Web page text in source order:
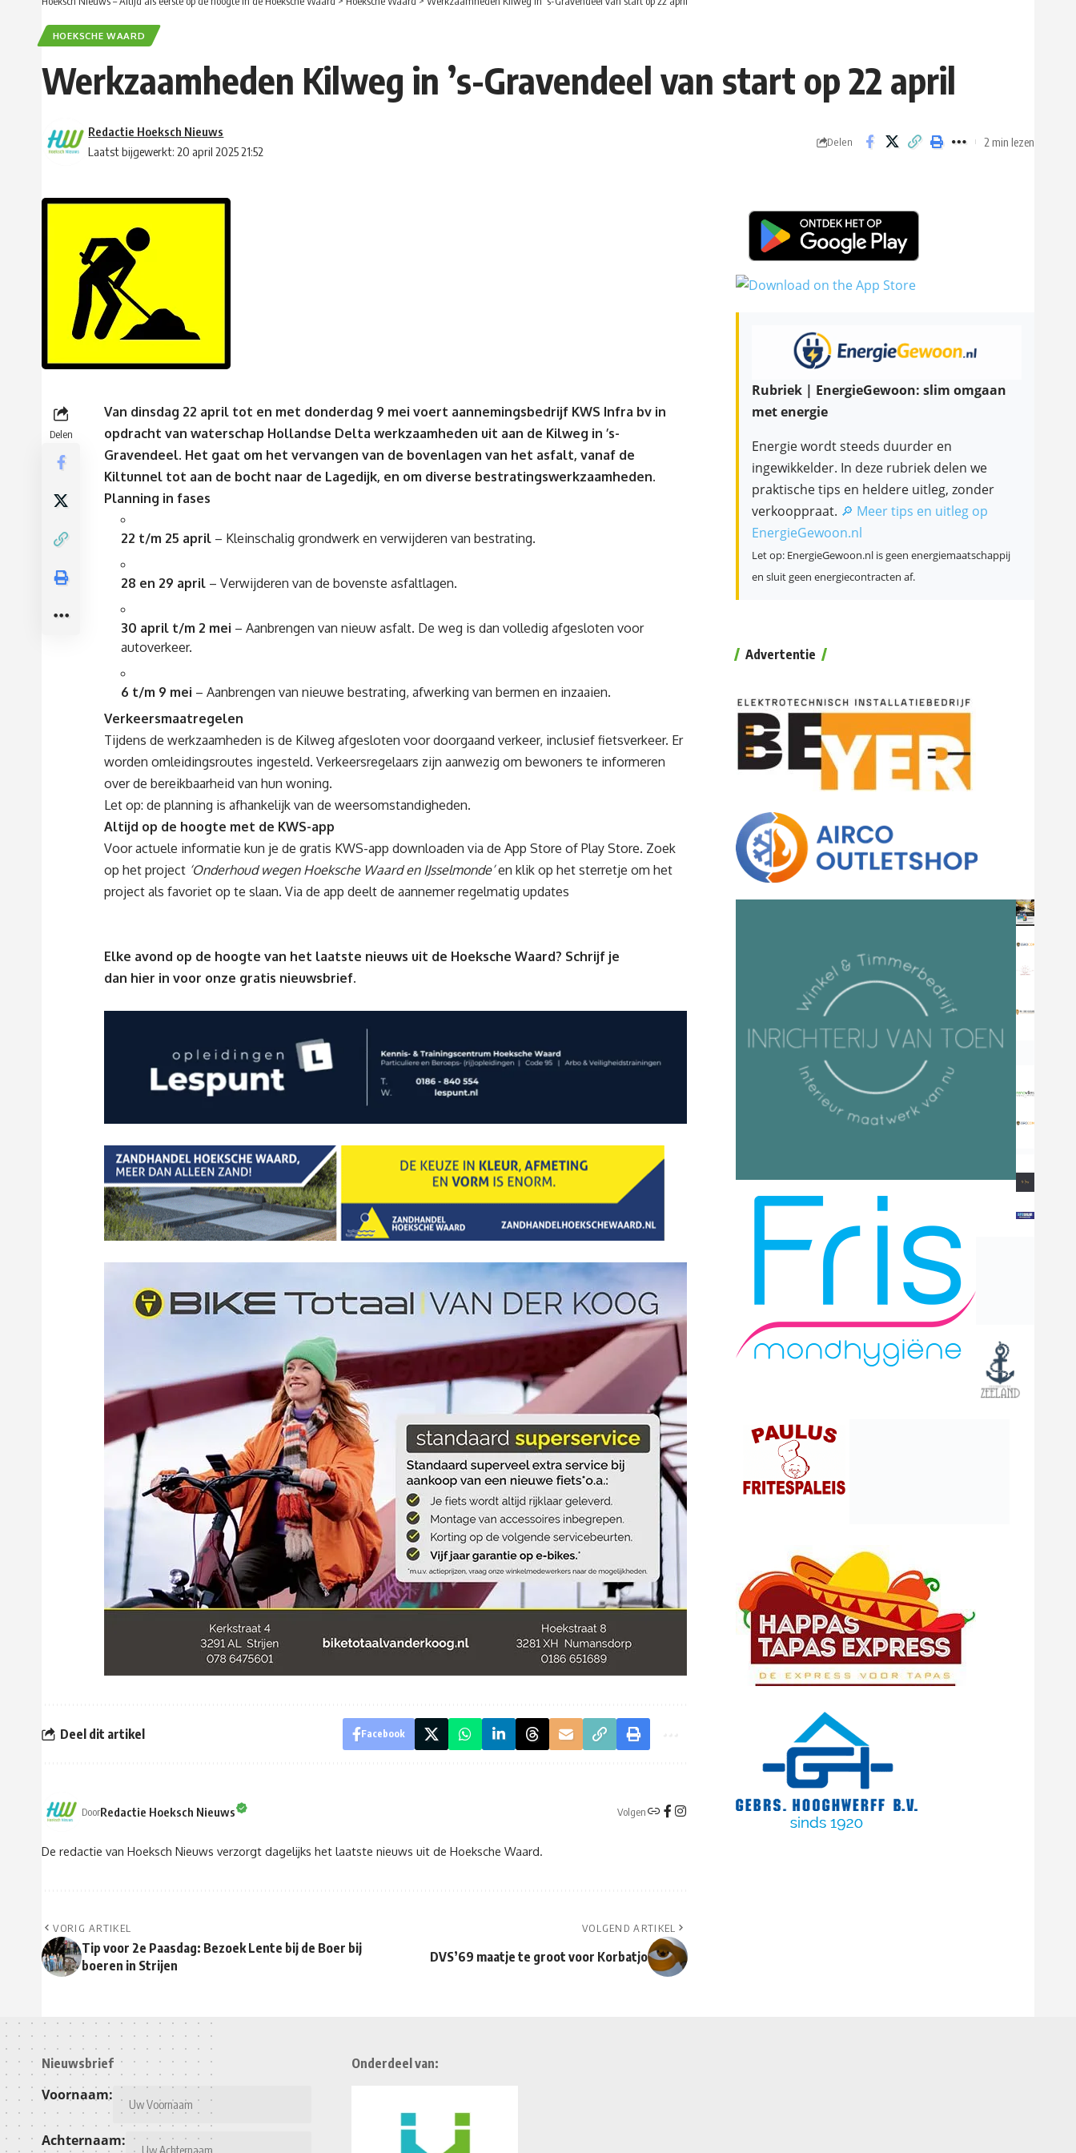
HOEKSCHE WAARD
Werkzaamheden Kilweg in ’s-Gravendeel van start op 22 april
Laatst bijgewerkt: 20 april 2025 21:52
Redactie Hoeksch Nieuws
Delen 2 min lezen
Delen
Van dinsdag 22 april tot en met donderdag 9 mei voert aannemingsbedrijf KWS Infra bv in
opdracht van waterschap Hollandse Delta werkzaamheden uit aan de Kilweg in ’s-
Gravendeel. Het gaat om het vervangen van de bovenlagen van het asfalt, vanaf de
Kiltunnel tot aan de bocht naar de Lagedijk, en om diverse bestratingswerkzaamheden.
Planning in fases
22 t/m 25 april – Kleinschalig grondwerk en verwijderen van bestrating.
28 en 29 april – Verwijderen van de bovenste asfaltlagen.
30 april t/m 2 mei – Aanbrengen van nieuw asfalt. De weg is dan volledig afgesloten voor
autoverkeer.
6 t/m 9 mei – Aanbrengen van nieuwe bestrating, afwerking van bermen en inzaaien.
Verkeersmaatregelen
Tijdens de werkzaamheden is de Kilweg afgesloten voor doorgaand verkeer, inclusief fietsverkeer. Er
worden omleidingsroutes ingesteld. Verkeersregelaars zijn aanwezig om bewoners te informeren
over de bereikbaarheid van hun woning.
Let op: de planning is afhankelijk van de weersomstandigheden.
Altijd op de hoogte met de KWS-app
Voor actuele informatie kun je de gratis KWS-app downloaden via de App Store of Play Store. Zoek
op het project ‘Onderhoud wegen Hoeksche Waard en IJsselmonde’en klik op het sterretje om het
project als favoriet op te slaan. Via de app deelt de aannemer regelmatig updates
Elke avond op de hoogte van het laatste nieuws uit de Hoeksche Waard? Schrijf je
dan hier in voor onze gratis nieuwsbrief.
Deel dit artikel Facebook
DoorRedactie Hoeksch Nieuws Volgen
De redactie van Hoeksch Nieuws verzorgt dagelijks het laatste nieuws uit de Hoeksche Waard.
VORIG ARTIKEL
Tip voor 2e Paasdag: Bezoek Lente bij de Boer bij
boeren in Strijen
VOLGEND ARTIKEL
DVS’69 maatje te groot voor Korbatjo
Rubriek | EnergieGewoon: slim omgaan
met energie
Energie wordt steeds duurder en
ingewikkelder. In deze rubriek delen we
praktische tips en heldere uitleg, zonder
verkooppraat. 🔎 Meer tips en uitleg op
EnergieGewoon.nl
Let op: EnergieGewoon.nl is geen energiemaatschappij
en sluit geen energiecontracten af.
Advertentie
Nieuwsbrief
Voornaam:
Achternaam:
Onderdeel van: